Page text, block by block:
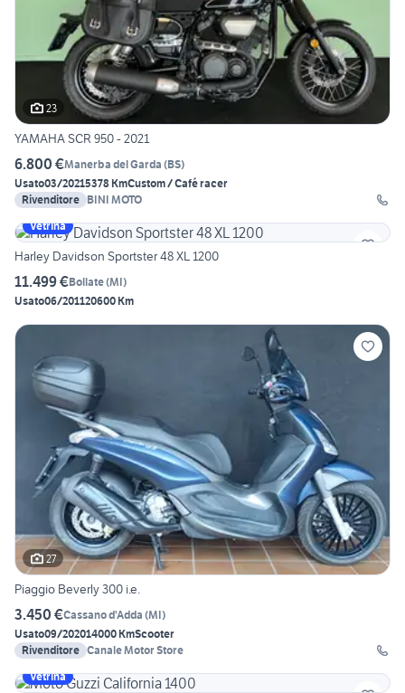
23
YAMAHA SCR 950 - 2021
6.800 €Manerba del Garda (BS)
Usato03/20215378 KmCustom / Café racer
Rivenditore BINI MOTO
Vetrina
Harley Davidson Sportster 48 XL 1200
11.499 €Bollate(MI)
Usato06/201120600 Km
27
Piaggio Beverly 300 i.e.
3.450 €Cassano d'Adda (MI)
Usato09/202014000 KmScooter
Rivenditore Canale Motor Store
Vetrina